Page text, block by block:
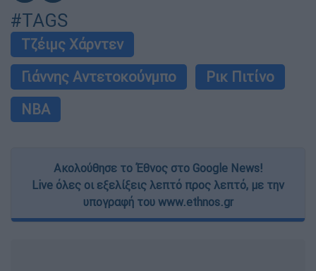
#TAGS
Τζέιμς Χάρντεν
Γιάννης Αντετοκούνμπο
Ρικ Πιτίνο
NBA
Ακολούθησε το Έθνος στο Google News!
Live όλες οι εξελίξεις λεπτό προς λεπτό, με την
υπογραφή του www.ethnos.gr